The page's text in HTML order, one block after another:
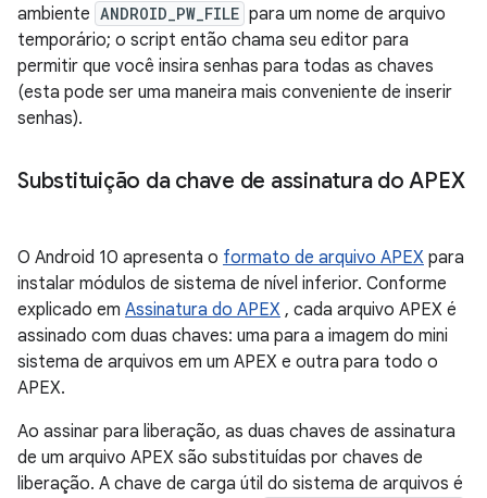
ambiente ANDROID_PW_FILE para um nome de arquivo
temporário; o script então chama seu editor para
permitir que você insira senhas para todas as chaves
(esta pode ser uma maneira mais conveniente de inserir
senhas).
Substituição da chave de assinatura do APEX
O Android 10 apresenta o formato de arquivo APEX para
instalar módulos de sistema de nível inferior. Conforme
explicado em Assinatura do APEX , cada arquivo APEX é
assinado com duas chaves: uma para a imagem do mini
sistema de arquivos em um APEX e outra para todo o
APEX.
Ao assinar para liberação, as duas chaves de assinatura
de um arquivo APEX são substituídas por chaves de
liberação. A chave de carga útil do sistema de arquivos é